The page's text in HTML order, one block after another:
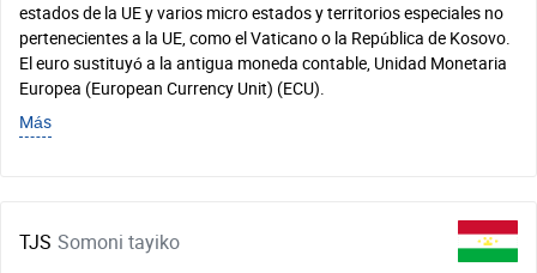
estados de la UE y varios micro estados y territorios especiales no
pertenecientes a la UE, como el Vaticano o la República de Kosovo.
El euro sustituyó a la antigua moneda contable, Unidad Monetaria
Europea (European Currency Unit) (ECU).
Más
TJS Somoni tayiko